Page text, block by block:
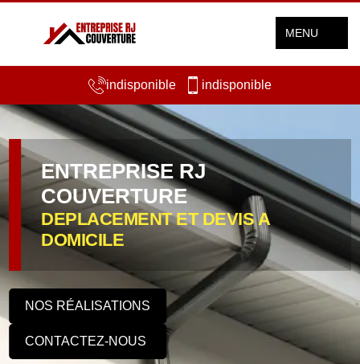
indisponible indisponible
MENU
ENTREPRISE RJ
COUVERTURE
DEPLACEMENT ET DEVIS A
DOMICILE
NOS RÉALISATIONS
CONTACTEZ-NOUS